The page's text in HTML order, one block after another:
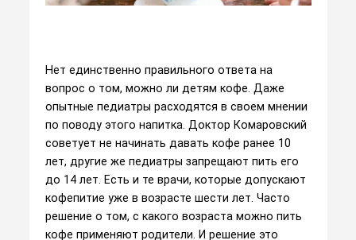
Нет единственно правильного ответа на
вопрос о том, можно ли детям кофе. Даже
опытные педиатры расходятся в своем мнении
по поводу этого напитка. Доктор Комаровский
советует не начинать давать кофе ранее 10
лет, другие же педиатры запрещают пить его
до 14 лет. Есть и те врачи, которые допускают
кофепитие уже в возрасте шести лет. Часто
решение о том, с какого возраста можно пить
кофе применяют родители. И решение это